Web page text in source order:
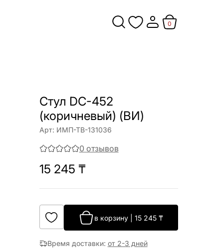
0
Стул DC-452
(коричневый) (ВИ)
Арт: ИМП-ТВ-131036
0 отзывов
15 245 ₸
в корзину |15 245 ₸
Время доставки: от 2-3 дней